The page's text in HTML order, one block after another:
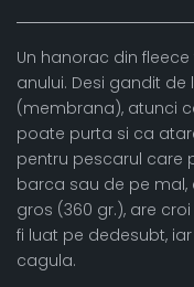
Un hanorac din
anului. Desi gandit
(membrana), atunci
poate purta si ca
pentru pescarul care
barca sau de pe
gros (360 gr.), are
fi luat pe dedesubt,
cagula.